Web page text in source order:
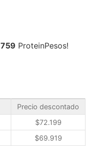
759 ProteinPesos!
Precio descontado
$72.199
$69.919